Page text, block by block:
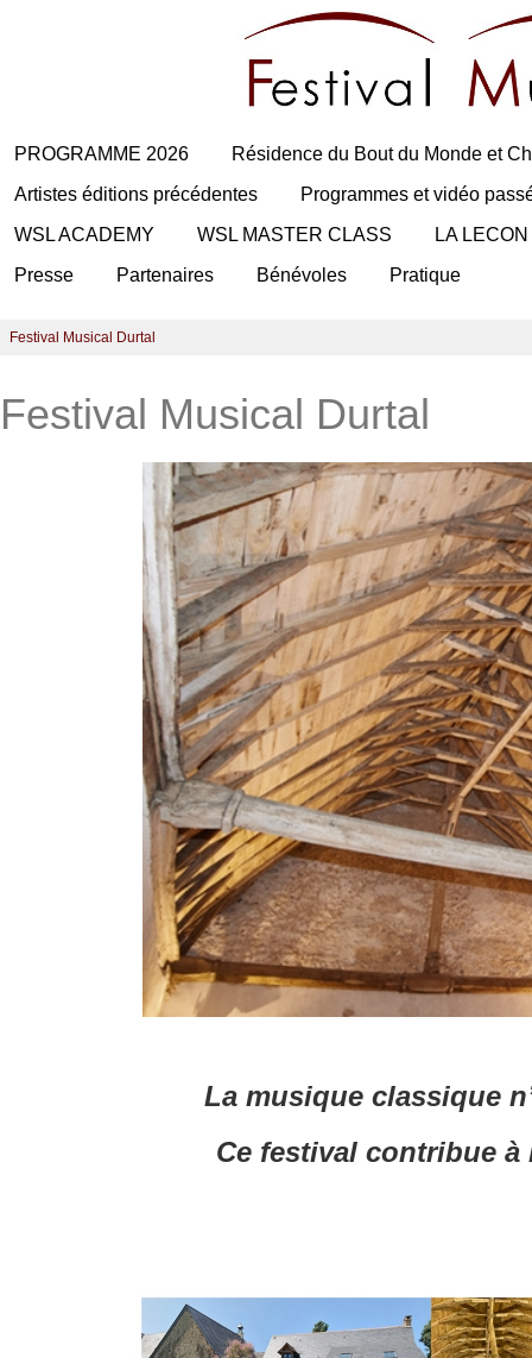
PROGRAMME 2026
Résidence du Bout du Monde et
Artistes éditions précédentes
Programmes et vidéo
WSL ACADEMY
WSL MASTER CLASS
LA
Presse
Partenaires Bénévoles Pratique
Festival Musical Durtal
Festival Musical Durtal
La musique classique
Ce festival contribue